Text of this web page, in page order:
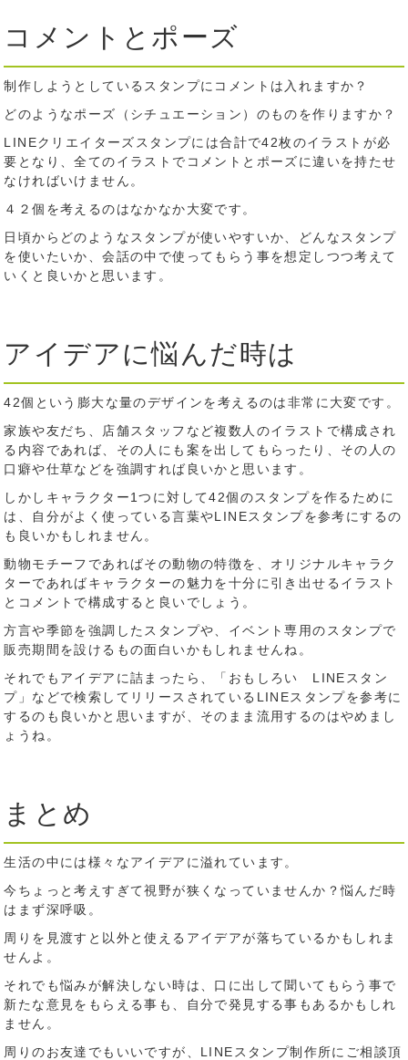
コメントとポーズ
制作しようとしているスタンプにコメントは入れますか？
どのようなポーズ（シチュエーション）のものを作りますか？
LINEクリエイターズスタンプには合計で42枚のイラストが必
要となり、全てのイラストでコメントとポーズに違いを持たせ
なければいけません。
４２個を考えるのはなかなか大変です。
日頃からどのようなスタンプが使いやすいか、どんなスタンプ
を使いたいか、会話の中で使ってもらう事を想定しつつ考えて
いくと良いかと思います。
アイデアに悩んだ時は
42個という膨大な量のデザインを考えるのは非常に大変です。
家族や友だち、店舗スタッフなど複数人のイラストで構成され
る内容であれば、その人にも案を出してもらったり、その人の
口癖や仕草などを強調すれば良いかと思います。
しかしキャラクター1つに対して42個のスタンプを作るために
は、自分がよく使っている言葉やLINEスタンプを参考にするの
も良いかもしれません。
動物モチーフであればその動物の特徴を、オリジナルキャラク
ターであればキャラクターの魅力を十分に引き出せるイラスト
とコメントで構成すると良いでしょう。
方言や季節を強調したスタンプや、イベント専用のスタンプで
販売期間を設けるもの面白いかもしれませんね。
それでもアイデアに詰まったら、「おもしろい LINEスタン
プ」などで検索してリリースされているLINEスタンプを参考に
するのも良いかと思いますが、そのまま流用するのはやめまし
ょうね。
まとめ
生活の中には様々なアイデアに溢れています。
今ちょっと考えすぎて視野が狭くなっていませんか？悩んだ時
はまず深呼吸。
周りを見渡すと以外と使えるアイデアが落ちているかもしれま
せんよ。
それでも悩みが解決しない時は、口に出して聞いてもらう事で
新たな意見をもらえる事も、自分で発見する事もあるかもしれ
ません。
周りのお友達でもいいですが、LINEスタンプ制作所にご相談頂